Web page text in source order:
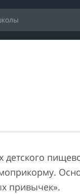
детского
привычек».